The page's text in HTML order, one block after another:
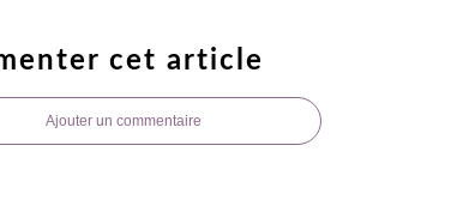
cet article
Ajouter un commentaire